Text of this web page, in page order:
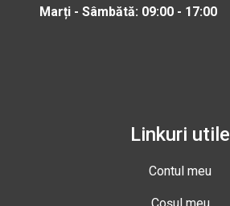
Marți - Sâmbătă: 09:00 - 17:00
Linkuri utile
Contul meu
Coșul meu